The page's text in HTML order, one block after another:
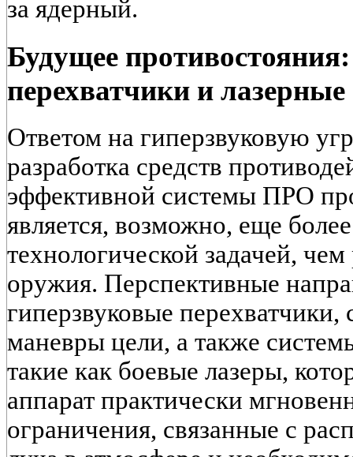
за ядерный.
Будущее
перехватчики и
Ответом на гиперзвуковую
разработка средств
эффективной системы ПРО
является, возможно, еще
технологической задачей, чем
оружия. Перспективные
гиперзвуковые
маневры цели, а также
такие как боевые лазеры,
аппарат практически
ограничения, связанные с